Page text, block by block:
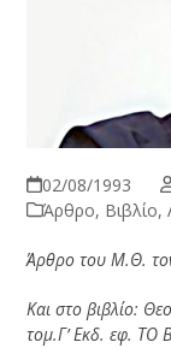
02/08/1993
Άρθρο, Βιβλίο,
Άρθρο του Μ.Θ.
Και στο βιβλίο:
τομ.Γ’ Εκδ. εφ.